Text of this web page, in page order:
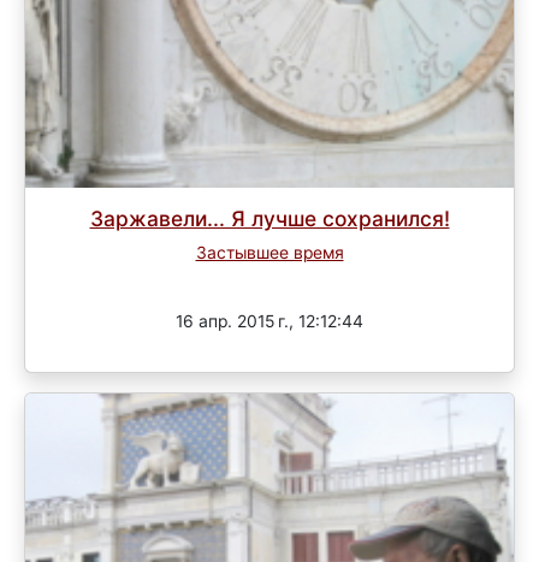
Заржавели... Я лучше сохранился!
Застывшее время
16 апр. 2015 г., 12:12:44